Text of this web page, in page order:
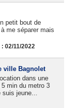
petit bout de
me séparer mais
02/11/2022
ville Bagnolet
dans une
min du metro 3
suis jeune...